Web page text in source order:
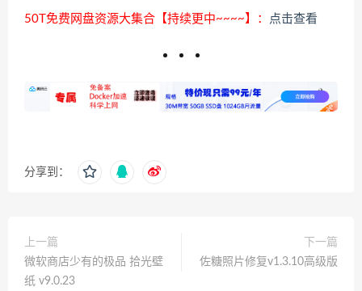
50T免费网盘资源大集合【持续更中~~~~】： 点击查看
分享到：
上一篇
微软商店少有的极品 拾光壁
纸 v9.0.23
下一篇
佐糖照片修复v1.3.10高级版